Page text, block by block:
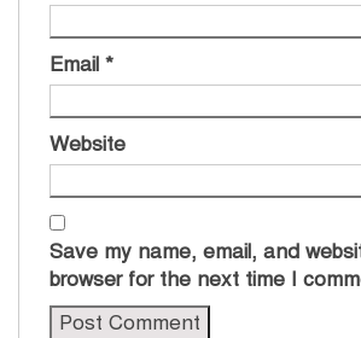
Email *
Website
Save my name, email, and
browser for the next time I